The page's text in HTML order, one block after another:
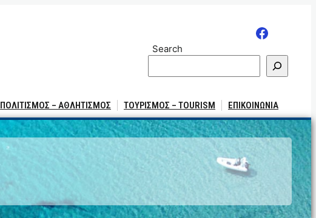
Search
ΠΟΛΙΤΙΣΜΟΣ – ΑΘΛΗΤΙΣΜΟΣ ΤΟΥΡΙΣΜΟΣ – TOURISM ΕΠΙΚΟΙΝΩΝΙΑ